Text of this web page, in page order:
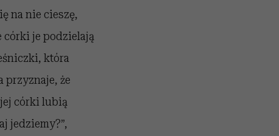
na nie cieszę,
córki je podzielają
która
przyznaje, że
córki lubią
jedziemy?”,